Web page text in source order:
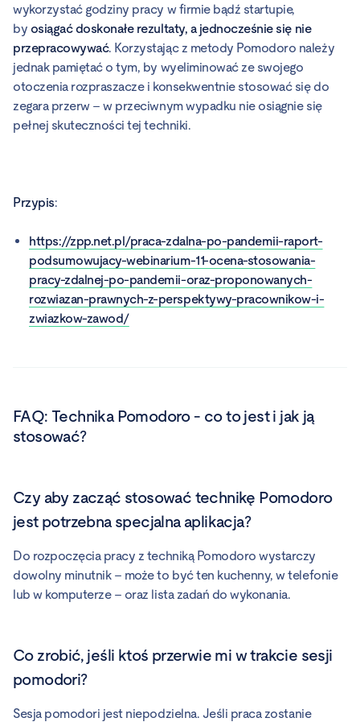
wykorzystać godziny pracy w firmie bądź startupie,
by osiągać doskonałe rezultaty, a jednocześnie się nie
przepracowywać. Korzystając z metody Pomodoro należy
jednak pamiętać o tym, by wyeliminować ze swojego
otoczenia rozpraszacze i konsekwentnie stosować się do
zegara przerw – w przeciwnym wypadku nie osiągnie się
pełnej skuteczności tej techniki.
Przypis:
https://zpp.net.pl/praca-zdalna-po-pandemii-raport-
podsumowujacy-webinarium-11-ocena-stosowania-
pracy-zdalnej-po-pandemii-oraz-proponowanych-
rozwiazan-prawnych-z-perspektywy-pracownikow-i-
zwiazkow-zawod/
FAQ: Technika Pomodoro - co to jest i jak ją
stosować?
Czy aby zacząć stosować technikę Pomodoro
jest potrzebna specjalna aplikacja?
Do rozpoczęcia pracy z techniką Pomodoro wystarczy
dowolny minutnik – może to być ten kuchenny, w telefonie
lub w komputerze – oraz lista zadań do wykonania.
Co zrobić, jeśli ktoś przerwie mi w trakcie sesji
pomodori?
Sesja pomodori jest niepodzielna. Jeśli praca zostanie